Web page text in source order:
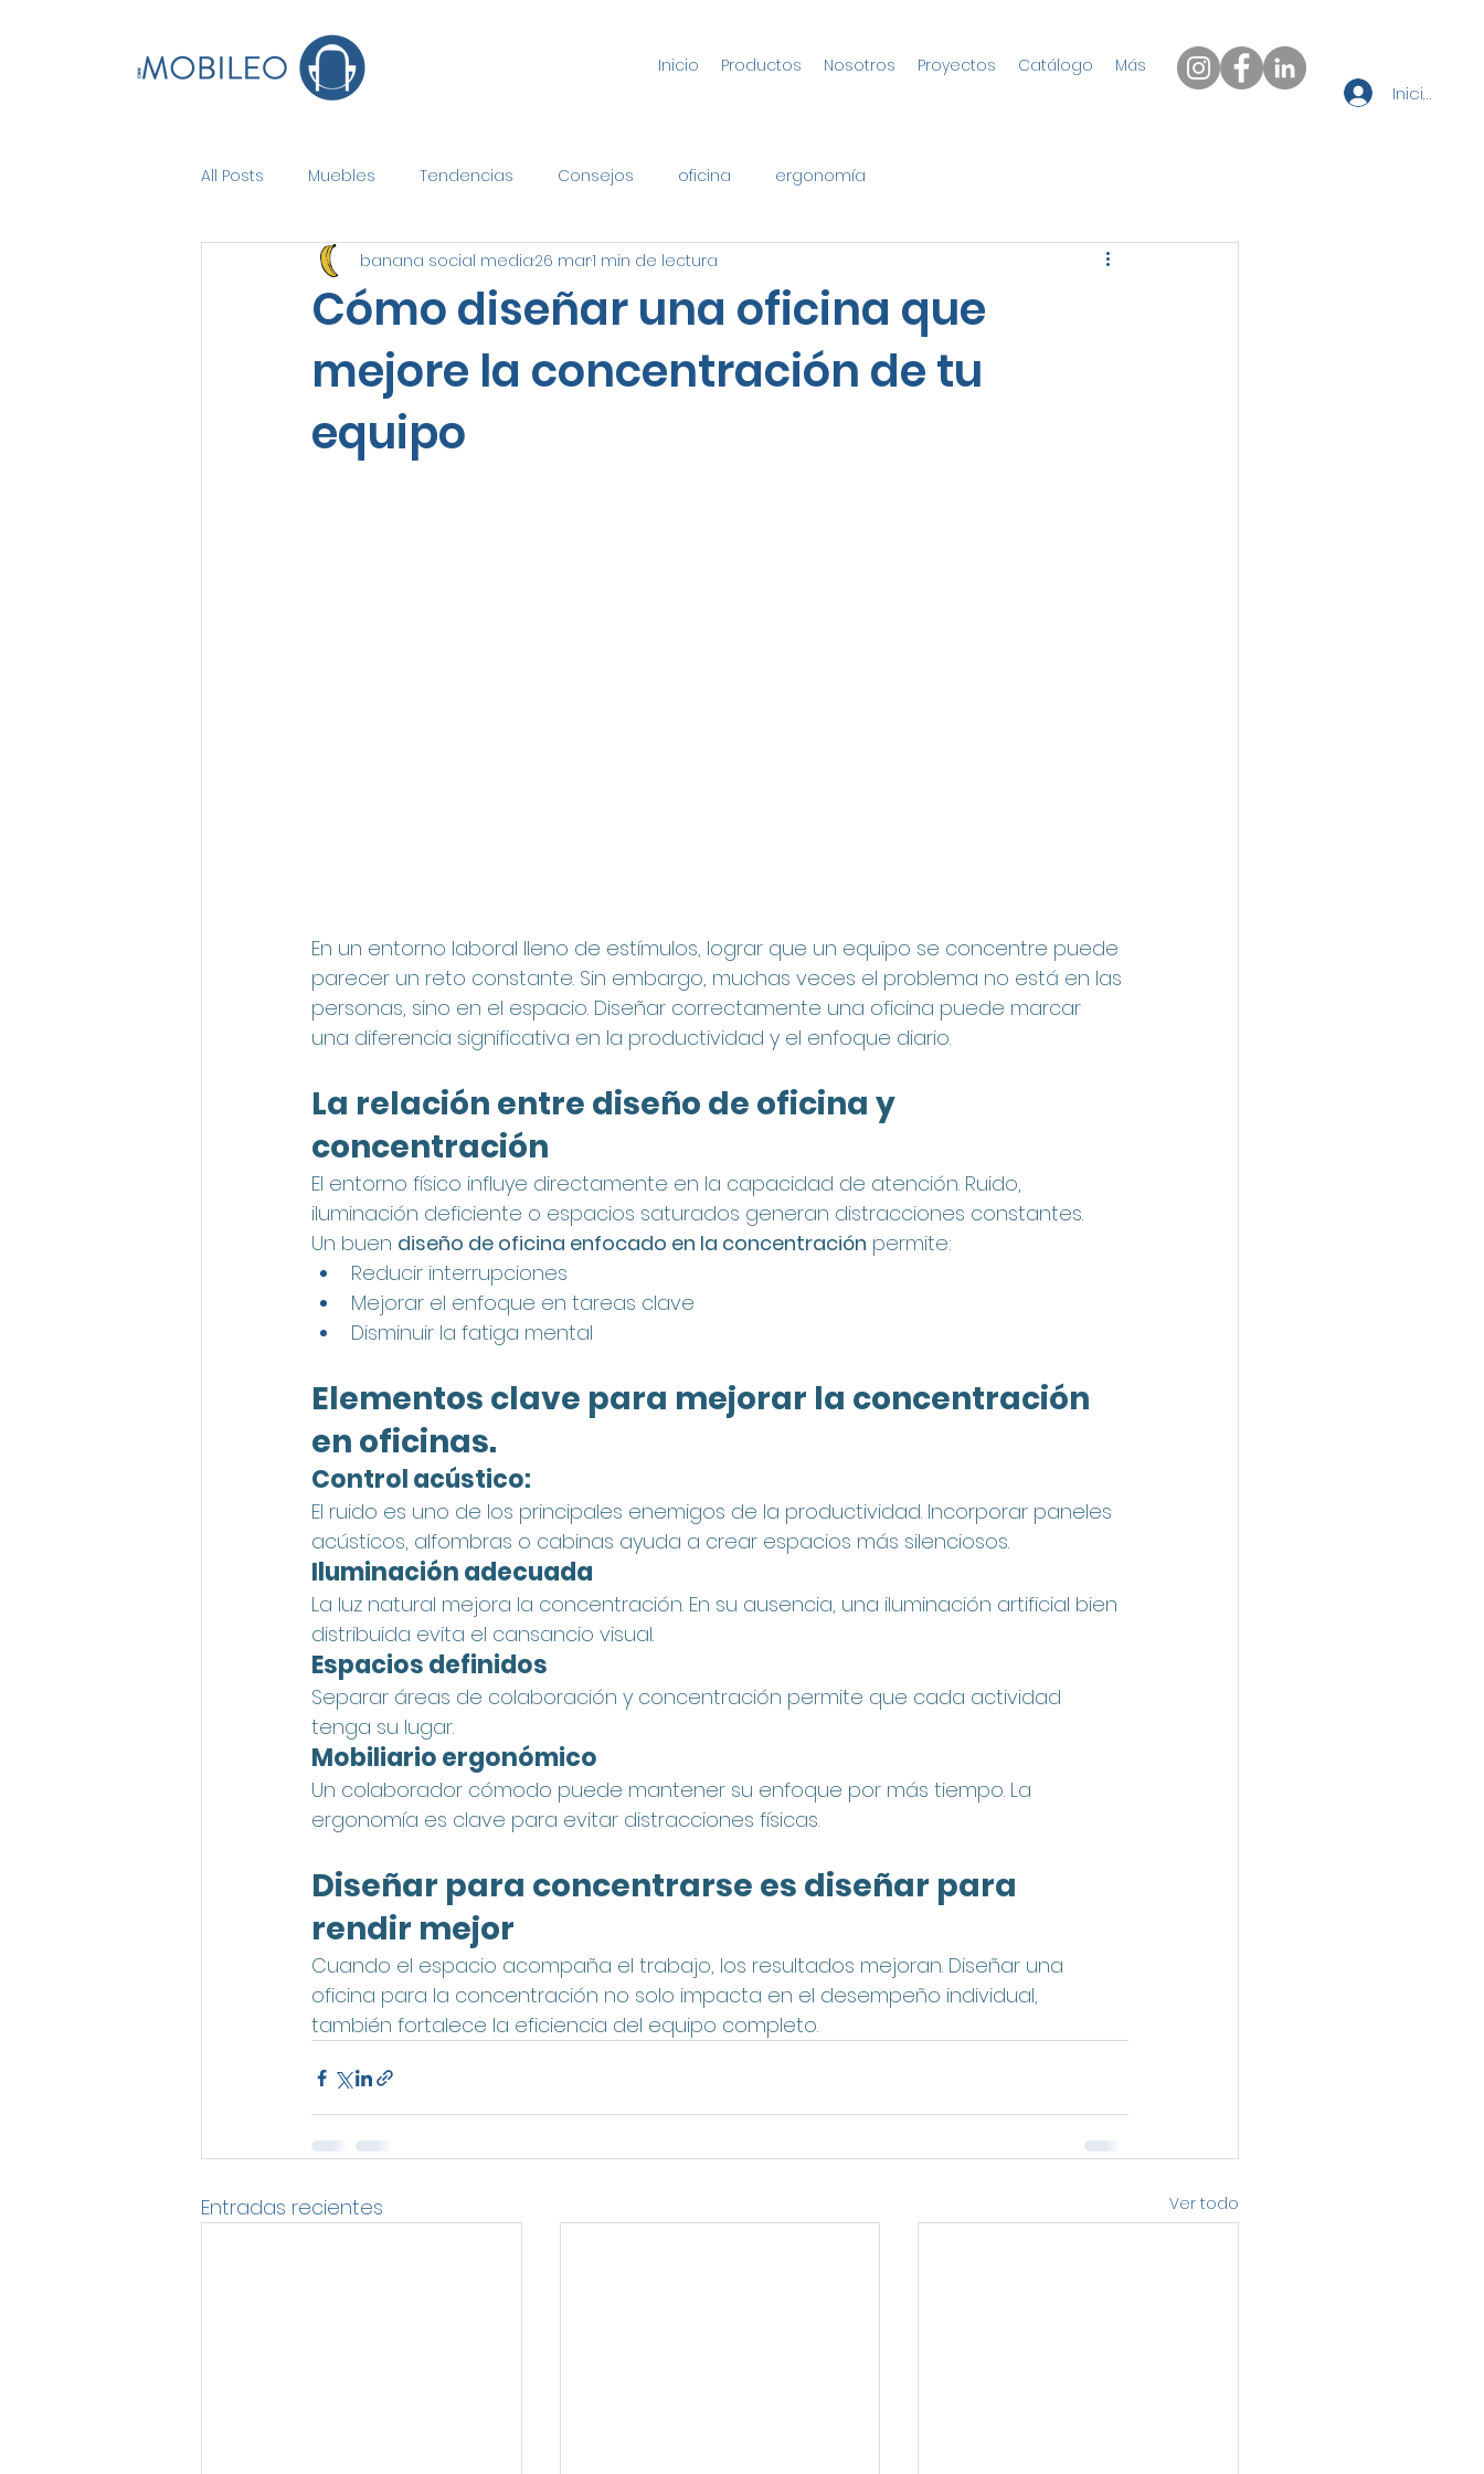
Inicio Productos Nosotros Proyectos Catálogo Más
Iniciar
All Posts Muebles Tendencias Consejos oficina ergonomía
Cómo diseñar una oficina que
mejore la concentración de tu
equipo
banana social media26 mar1 min de lectura
En un entorno laboral lleno de estímulos, lograr que un equipo se concentre puede
parecer un reto constante. Sin embargo, muchas veces el problema no está en las
personas, sino en el espacio. Diseñar correctamente una oficina puede marcar
una diferencia significativa en la productividad y el enfoque diario.
La relación entre diseño de oficina y
concentración
El entorno físico influye directamente en la capacidad de atención. Ruido,
iluminación deficiente o espacios saturados generan distracciones constantes.
Un buen diseño de oficina enfocado en la concentración permite:
Reducir interrupciones
Mejorar el enfoque en tareas clave
Disminuir la fatiga mental
Elementos clave para mejorar la concentración
en oficinas.
Control acústico:
El ruido es uno de los principales enemigos de la productividad. Incorporar paneles
acústicos, alfombras o cabinas ayuda a crear espacios más silenciosos.
Iluminación adecuada
La luz natural mejora la concentración. En su ausencia, una iluminación artificial bien
distribuida evita el cansancio visual.
Espacios definidos
Separar áreas de colaboración y concentración permite que cada actividad
tenga su lugar.
Mobiliario ergonómico
Un colaborador cómodo puede mantener su enfoque por más tiempo. La
ergonomía es clave para evitar distracciones físicas.
Diseñar para concentrarse es diseñar para
rendir mejor
Cuando el espacio acompaña el trabajo, los resultados mejoran. Diseñar una
oficina para la concentración no solo impacta en el desempeño individual,
también fortalece la eficiencia del equipo completo.
Entradas recientes Ver todo